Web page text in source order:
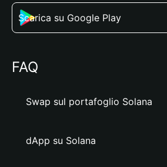
Scarica su Google Play
FAQ
Swap sul portafoglio Solana
dApp su Solana